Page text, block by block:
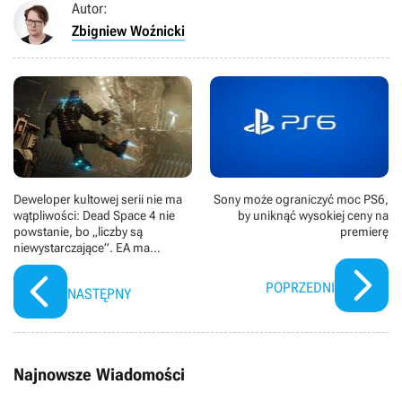
Autor:
Zbigniew Woźnicki
Deweloper kultowej serii nie ma
wątpliwości: Dead Space 4 nie
powstanie, bo „liczby są
niewystarczające”. EA ma
postrzegać grę niczym
„prehistoryczną skamielinę”
NASTĘPNY
Sony może ograniczyć moc PS6,
by uniknąć wysokiej ceny na
premierę
POPRZEDNI
Najnowsze Wiadomości